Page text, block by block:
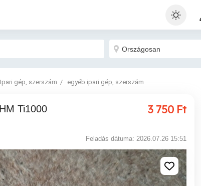
Ipari gép, szerszám egyéb ipari gép, szerszám
3 750 Ft
Feladás dátuma: 2026.07.26 15:51